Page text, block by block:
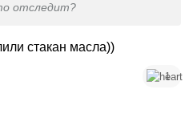
отследит?
стакан масла))
1